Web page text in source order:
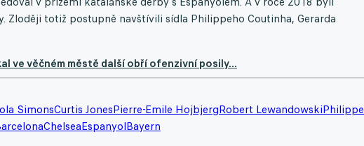
totiž postupně navštívili sídla Philippeho Coutinha, Gerarda
ve věčném městě další obří ofenzivní posily...
SimonsCurtis JonesPierre-Emile HojbjergRobert LewandowskiPhilippe
ChelseaEspanyolBayern